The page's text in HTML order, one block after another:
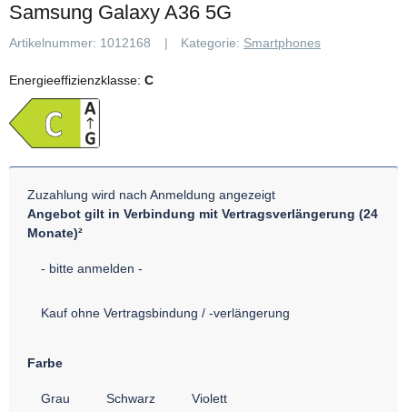
Samsung Galaxy A36 5G
Artikelnummer: 1012168 Kategorie: Smartphones
Energieeffizienzklasse: C
Zuzahlung wird nach Anmeldung angezeigt
Angebot gilt in Verbindung mit Vertragsverlängerung (24
Monate)²
- bitte anmelden -
Kauf ohne Vertragsbindung / -verlängerung
Farbe
Grau Schwarz Violett